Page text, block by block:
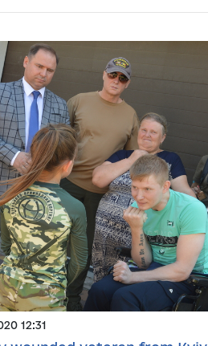
12:31